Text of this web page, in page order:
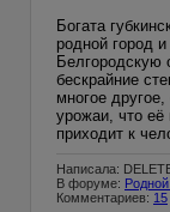
Богата
родной город
Белгородскую
бескрайние
многое
урожаи, что её
приходит к
Написала:
В форуме:
Комментариев: 15